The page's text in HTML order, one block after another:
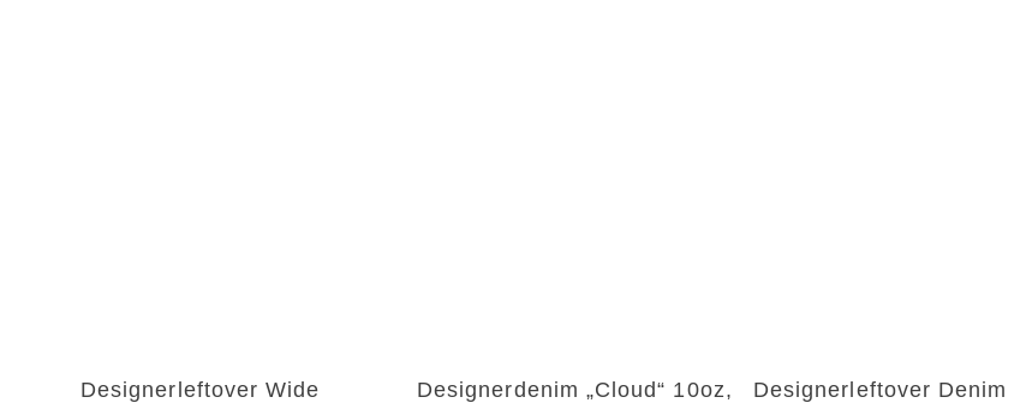
Designerleftover Wide
Designerdenim „Cloud“ 10oz,
Designerleftover Denim